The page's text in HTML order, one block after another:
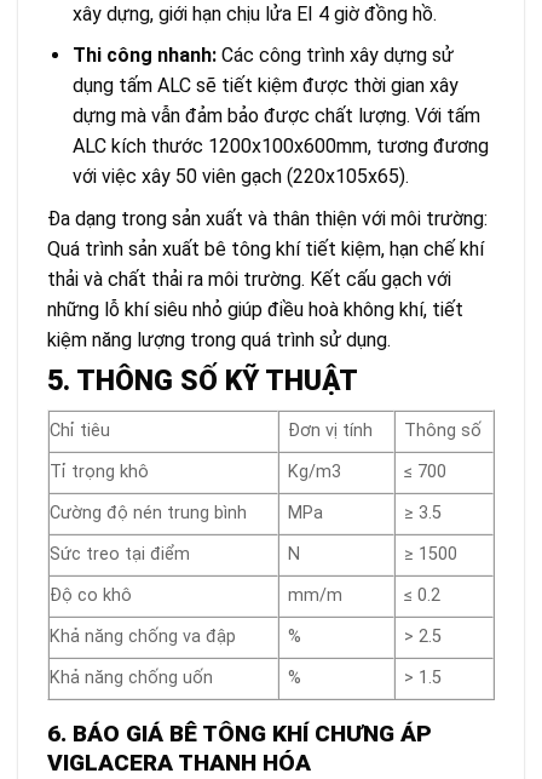
xây dựng, giới hạn chịu lửa EI 4 giờ đồng hồ.
Thi công nhanh: Các công trình xây dựng sử
dụng tấm ALC sẽ tiết kiệm được thời gian xây
dựng mà vẫn đảm bảo được chất lượng. Với tấm
ALC kích thước 1200x100x600mm, tương đương
với việc xây 50 viên gạch (220x105x65).
Đa dạng trong sản xuất và thân thiện với môi trường:
Quá trình sản xuất bê tông khí tiết kiệm, hạn chế khí
thải và chất thải ra môi trường. Kết cấu gạch với
những lỗ khí siêu nhỏ giúp điều hoà không khí, tiết
kiệm năng lượng trong quá trình sử dụng.
5. THÔNG SỐ KỸ THUẬT
Chỉ tiêu Đơn vị tính
Thông số
Tỉ trọng khô
Kg/m3
≤ 700
Cường độ nén trung bình
MPa
≥ 3.5
Sức treo tại điểm
N
≥ 1500
Độ co khô
mm/m
≤ 0.2
Khả năng chống va đập
%
> 2.5
Khả năng chống uốn
% > 1.5
6. BÁO GIÁ BÊ TÔNG KHÍ CHƯNG ÁP
VIGLACERA THANH HÓA